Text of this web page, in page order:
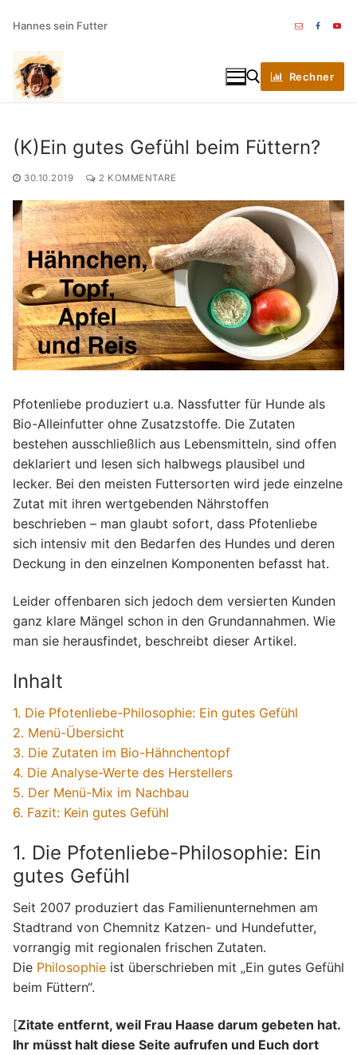
Inhalt
springen
Hannes sein Futter
Suchen nach:
Rechner
(K)Ein gutes Gefühl beim Füttern?
30.10.2019 2 KOMMENTARE
Pfotenliebe produziert u.a. Nassfutter für Hunde als
Bio-Alleinfutter ohne Zusatzstoffe. Die Zutaten
bestehen ausschließlich aus Lebensmitteln, sind offen
deklariert und lesen sich halbwegs plausibel und
lecker. Bei den meisten Futtersorten wird jede einzelne
Zutat mit ihren wertgebenden Nährstoffen
beschrieben – man glaubt sofort, dass Pfotenliebe
sich intensiv mit den Bedarfen des Hundes und deren
Deckung in den einzelnen Komponenten befasst hat.
Leider offenbaren sich jedoch dem versierten Kunden
ganz klare Mängel schon in den Grundannahmen. Wie
man sie herausfindet, beschreibt dieser Artikel.
Inhalt
1. Die Pfotenliebe-Philosophie: Ein gutes Gefühl
2. Menü-Übersicht
3. Die Zutaten im Bio-Hähnchentopf
4. Die Analyse-Werte des Herstellers
5. Der Menü-Mix im Nachbau
6. Fazit: Kein gutes Gefühl
1. Die Pfotenliebe-Philosophie: Ein
gutes Gefühl
Seit 2007 produziert das Familienunternehmen am
Stadtrand von Chemnitz Katzen- und Hundefutter,
vorrangig mit regionalen frischen Zutaten.
Die Philosophie ist überschrieben mit „Ein gutes Gefühl
beim Füttern“.
[Zitate entfernt, weil Frau Haase darum gebeten hat.
Ihr müsst halt diese Seite aufrufen und Euch dort